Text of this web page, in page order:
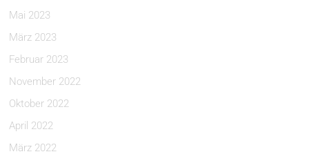
Mai 2023
März 2023
Februar 2023
November 2022
Oktober 2022
April 2022
März 2022